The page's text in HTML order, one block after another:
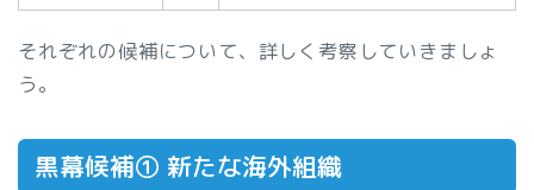
それぞれの候補について、詳しく考察していきましょ
う。
黒幕候補① 新たな海外組織